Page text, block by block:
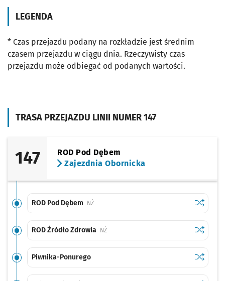
TRASA PRZEJAZDU LINII NUMER 147
147
ROD Pod Dębem
Zajezdnia Obornicka
ROD Pod Dębem NŻPrzystanek na życzenie Sprawdź
ROD Pod
ROD Źródło Zdrowia NŻPrzystanek na życzenie Sprawdź
ROD
Piwnika-Ponurego Sprawdź
Piwnika-
LEGENDA
* Czas przejazdu podany na rozkładzie jest średnim
czasem przejazdu w ciągu dnia. Rzeczywisty czas
przejazdu może odbiegać od podanych wartości.